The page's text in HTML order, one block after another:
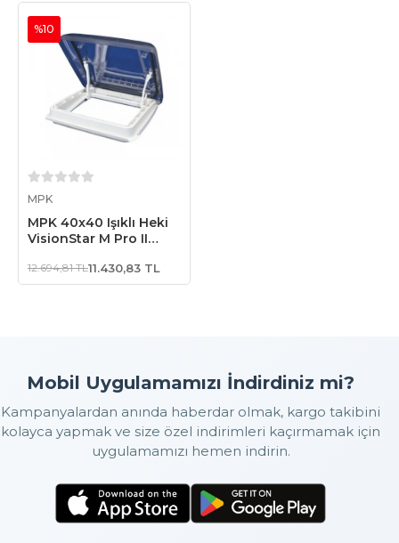
MPK
MPK 40x40 Işıklı Heki
VisionStar M Pro II
%10
12.694,81 TL11.430,83 TL
Mobil Uygulamamızı İndirdiniz mi?
Kampanyalardan anında haberdar olmak, kargo takibini
kolayca yapmak ve size özel indirimleri kaçırmamak için
uygulamamızı hemen indirin.